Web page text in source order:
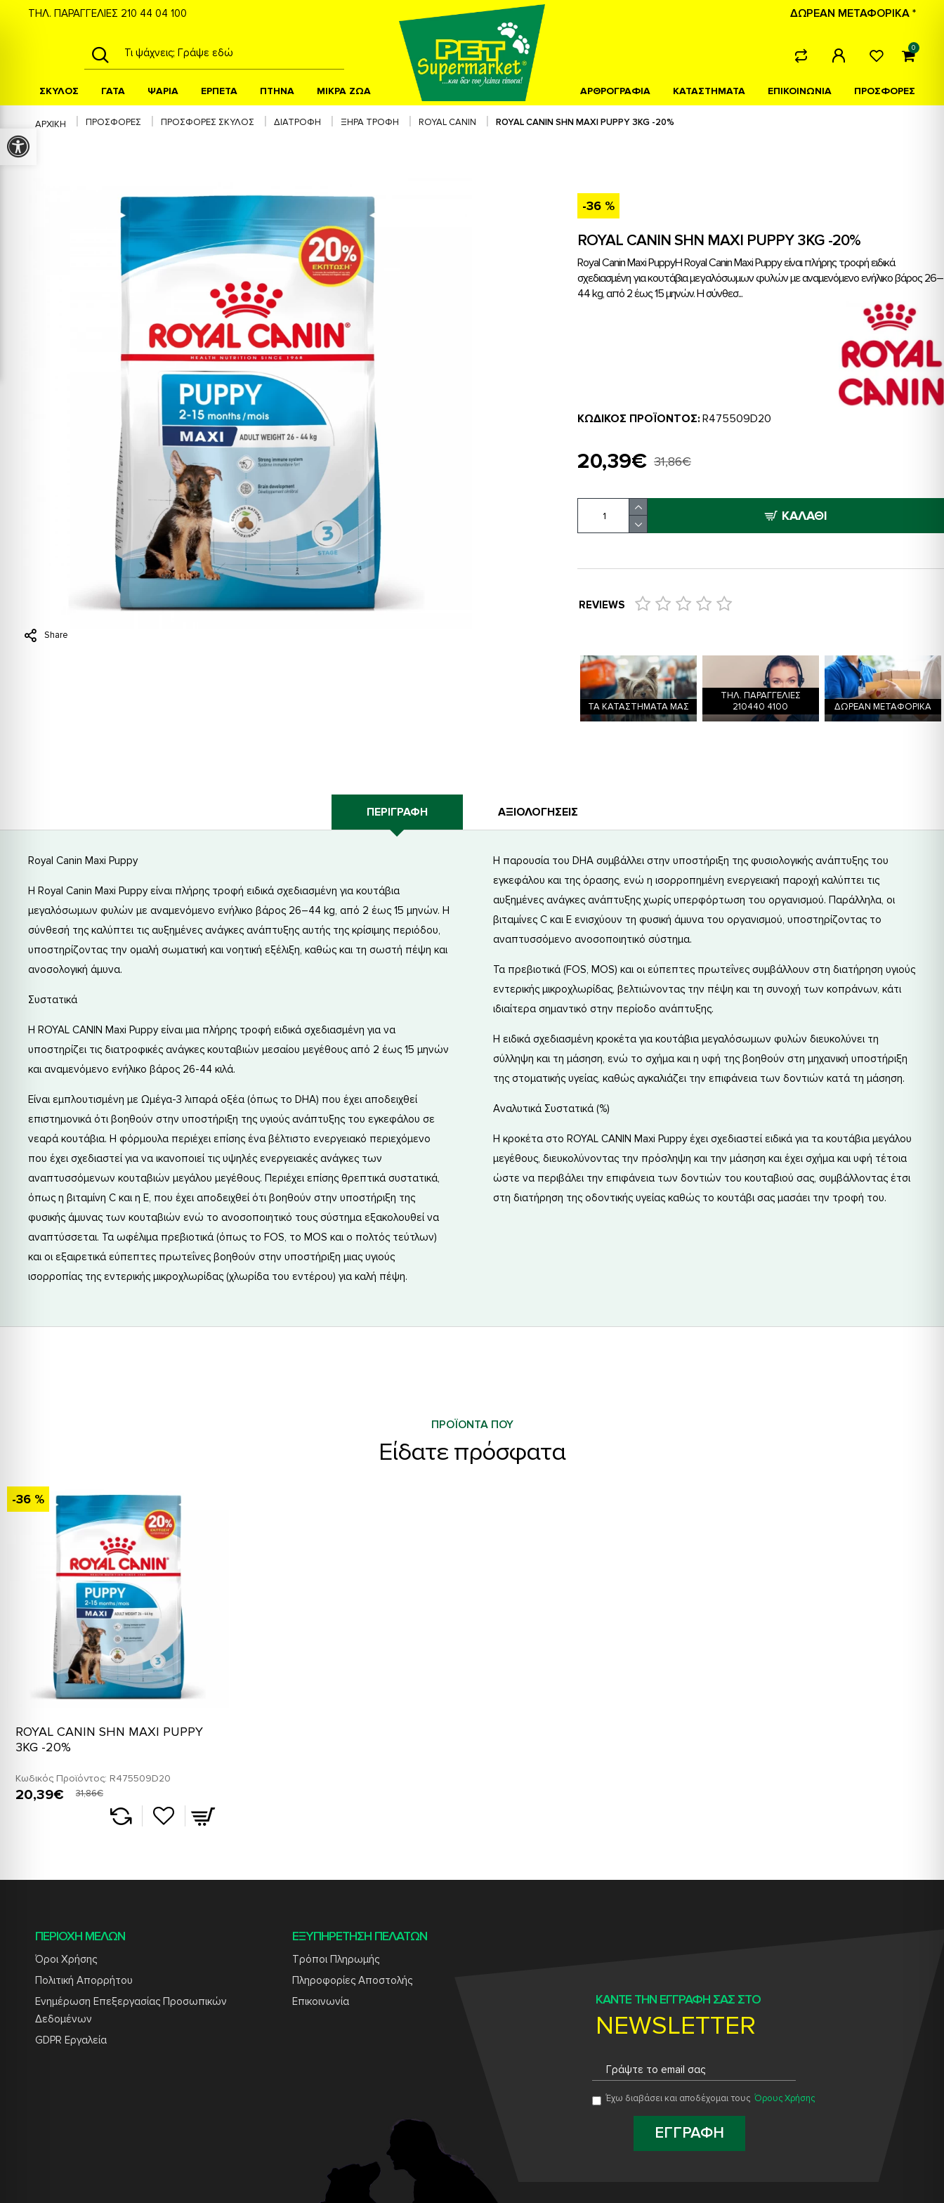
ΤΗΛ. ΠΑΡΑΓΓΕΛΙΕΣ 210 44 04 100
ΣΚΥΛΟΣ ΓΑΤΑ ΨΑΡΙΑ ΕΡΠΕΤΑ ΠΤΗΝΑ ΜΙΚΡΑ ΖΩΑ
ΔΩΡΕΑΝ ΜΕΤΑΦΟΡΙΚΑ *
0
ΑΡΘΡΟΓΡΑΦΙΑ ΚΑΤΑΣΤΗΜΑΤΑ ΕΠΙΚΟΙΝΩΝΙΑ ΠΡΟΣΦΟΡΕΣ
ΑΡΧΙΚΉ ΠΡΟΣΦΟΡΕΣ ΠΡΟΣΦΟΡΕΣ ΣΚΥΛΟΣ ΔΙΑΤΡΟΦΗ ΞΗΡΑ ΤΡΟΦΗ ROYAL CANIN ROYAL CANIN SHN MAXI PUPPY 3KG -20%
Share
-36 %
ROYAL CANIN SHN MAXI PUPPY 3KG -20%
Royal Canin Maxi PuppyΗ Royal Canin Maxi Puppy είναι πλήρης τροφή ειδικά
σχεδιασμένη για κουτάβια μεγαλόσωμων φυλών με αναμενόμενο ενήλικο βάρος 26–
44 kg, από 2 έως 15 μηνών. Η σύνθεσ...
20,39€ 31,86€
ΚΩΔΙΚΌΣ ΠΡΟΪΌΝΤΟΣ: R475509D20
ΚΑΛΆΘΙ
REVIEWS
ΤΑ ΚΑΤΑΣΤΗΜΑΤΑ ΜΑΣ
ΤΗΛ. ΠΑΡΑΓΓΕΛΙΕΣ
210440 4100
ΔΩΡΕΑΝ ΜΕΤΑΦΟΡΙΚΑ
ΠΕΡΙΓΡΑΦΗ ΑΞΙΟΛΟΓΗΣΕΙΣ
Royal Canin Maxi Puppy
Η Royal Canin Maxi Puppy είναι πλήρης τροφή ειδικά σχεδιασμένη για κουτάβια
μεγαλόσωμων φυλών με αναμενόμενο ενήλικο βάρος 26–44 kg, από 2 έως 15 μηνών. Η
σύνθεσή της καλύπτει τις αυξημένες ανάγκες ανάπτυξης αυτής της κρίσιμης περιόδου,
υποστηρίζοντας την ομαλή σωματική και νοητική εξέλιξη, καθώς και τη σωστή πέψη και
ανοσολογική άμυνα.
Συστατικά
Η ROYAL CANIN Maxi Puppy είναι μια πλήρης τροφή ειδικά σχεδιασμένη για να
υποστηρίζει τις διατροφικές ανάγκες κουταβιών μεσαίου μεγέθους από 2 έως 15 μηνών
και αναμενόμενο ενήλικο βάρος 26-44 κιλά.
Είναι εμπλουτισμένη με Ωμέγα-3 λιπαρά οξέα (όπως το DHA) που έχει αποδειχθεί
επιστημονικά ότι βοηθούν στην υποστήριξη της υγιούς ανάπτυξης του εγκεφάλου σε
νεαρά κουτάβια. Η φόρμουλα περιέχει επίσης ένα βέλτιστο ενεργειακό περιεχόμενο
που έχει σχεδιαστεί για να ικανοποιεί τις υψηλές ενεργειακές ανάγκες των
αναπτυσσόμενων κουταβιών μεγάλου μεγέθους. Περιέχει επίσης θρεπτικά συστατικά,
όπως η βιταμίνη C και η Ε, που έχει αποδειχθεί ότι βοηθούν στην υποστήριξη της
φυσικής άμυνας των κουταβιών ενώ το ανοσοποιητικό τους σύστημα εξακολουθεί να
αναπτύσσεται. Τα ωφέλιμα πρεβιοτικά (όπως το FOS, το MOS και ο πολτός τεύτλων)
και οι εξαιρετικά εύπεπτες πρωτεΐνες βοηθούν στην υποστήριξη μιας υγιούς
ισορροπίας της εντερικής μικροχλωρίδας (χλωρίδα του εντέρου) για καλή πέψη.
Η παρουσία του DHA συμβάλλει στην υποστήριξη της φυσιολογικής ανάπτυξης του
εγκεφάλου και της όρασης, ενώ η ισορροπημένη ενεργειακή παροχή καλύπτει τις
αυξημένες ανάγκες ανάπτυξης χωρίς υπερφόρτωση του οργανισμού. Παράλληλα, οι
βιταμίνες C και E ενισχύουν τη φυσική άμυνα του οργανισμού, υποστηρίζοντας το
αναπτυσσόμενο ανοσοποιητικό σύστημα.
Τα πρεβιοτικά (FOS, MOS) και οι εύπεπτες πρωτεΐνες συμβάλλουν στη διατήρηση υγιούς
εντερικής μικροχλωρίδας, βελτιώνοντας την πέψη και τη συνοχή των κοπράνων, κάτι
ιδιαίτερα σημαντικό στην περίοδο ανάπτυξης.
Η ειδικά σχεδιασμένη κροκέτα για κουτάβια μεγαλόσωμων φυλών διευκολύνει τη
σύλληψη και τη μάσηση, ενώ το σχήμα και η υφή της βοηθούν στη μηχανική υποστήριξη
της στοματικής υγείας, καθώς αγκαλιάζει την επιφάνεια των δοντιών κατά τη μάσηση.
Αναλυτικά Συστατικά (%)
Η κροκέτα στο ROYAL CANIN Maxi Puppy έχει σχεδιαστεί ειδικά για τα κουτάβια μεγάλου
μεγέθους, διευκολύνοντας την πρόσληψη και την μάσηση και έχει σχήμα και υφή τέτοια
ώστε να περιβάλει την επιφάνεια των δοντιών του κουταβιού σας, συμβάλλοντας έτσι
στη διατήρηση της οδοντικής υγείας καθώς το κουτάβι σας μασάει την τροφή του.
ΠΡΟΪΟΝΤΑ ΠΟΥ
Είδατε πρόσφατα
-36 %
Κωδικός Προϊόντος: R475509D20
ROYAL CANIN SHN MAXI PUPPY
3KG -20%
20,39€ 31,86€
ΠΕΡΙΟΧΗ ΜΕΛΩΝ
Όροι Χρήσης
Πολιτική Απορρήτου
Ενημέρωση Επεξεργασίας Προσωπικών
Δεδομένων
GDPR Εργαλεία
ΕΞΥΠΗΡΕΤΗΣΗ ΠΕΛΑΤΩΝ
Τρόποι Πληρωμής
Πληροφορίες Αποστολής
Επικοινωνία
ΚΑΝΤΕ ΤΗΝ ΕΓΓΡΑΦΗ ΣΑΣ ΣΤΟ
NEWSLETTER
ΕΓΓΡΑΦΗ
Έχω διαβάσει και αποδέχομαι τους Όρους Χρήσης
Προσβασιμότητα